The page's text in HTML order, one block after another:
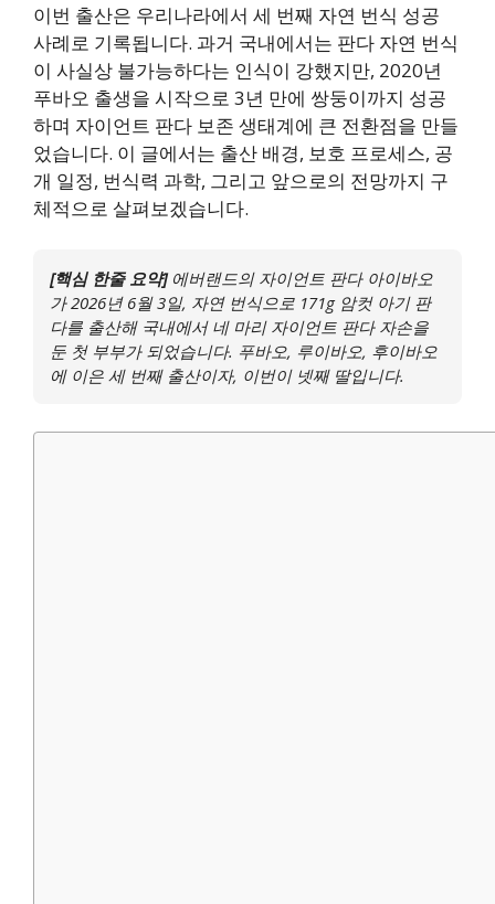
이번 출산은 우리나라에서 세 번째 자연 번식 성공
사례로 기록됩니다. 과거 국내에서는 판다 자연 번식
이 사실상 불가능하다는 인식이 강했지만, 2020년
푸바오 출생을 시작으로 3년 만에 쌍둥이까지 성공
하며 자이언트 판다 보존 생태계에 큰 전환점을 만들
었습니다. 이 글에서는 출산 배경, 보호 프로세스, 공
개 일정, 번식력 과학, 그리고 앞으로의 전망까지 구
체적으로 살펴보겠습니다.
[핵심 한줄 요약]에버랜드의 자이언트 판다 아이바오
가 2026년 6월 3일, 자연 번식으로 171g 암컷 아기 판
다를 출산해 국내에서 네 마리 자이언트 판다 자손을
둔 첫 부부가 되었습니다. 푸바오, 루이바오, 후이바오
에 이은 세 번째 출산이자, 이번이 넷째 딸입니다.